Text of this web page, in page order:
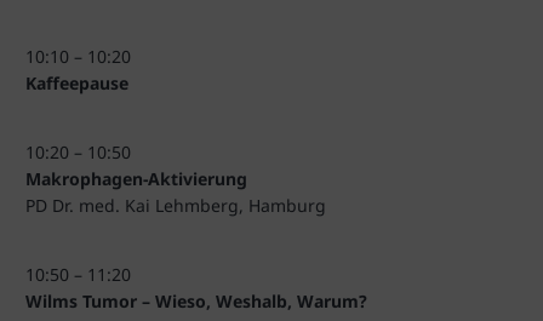
10:10 – 10:20
Kaffeepause
10:20 – 10:50
Makrophagen-Aktivierung
PD Dr. med. Kai Lehmberg, Hamburg
10:50 – 11:20
Wilms Tumor – Wieso, Weshalb, Warum?